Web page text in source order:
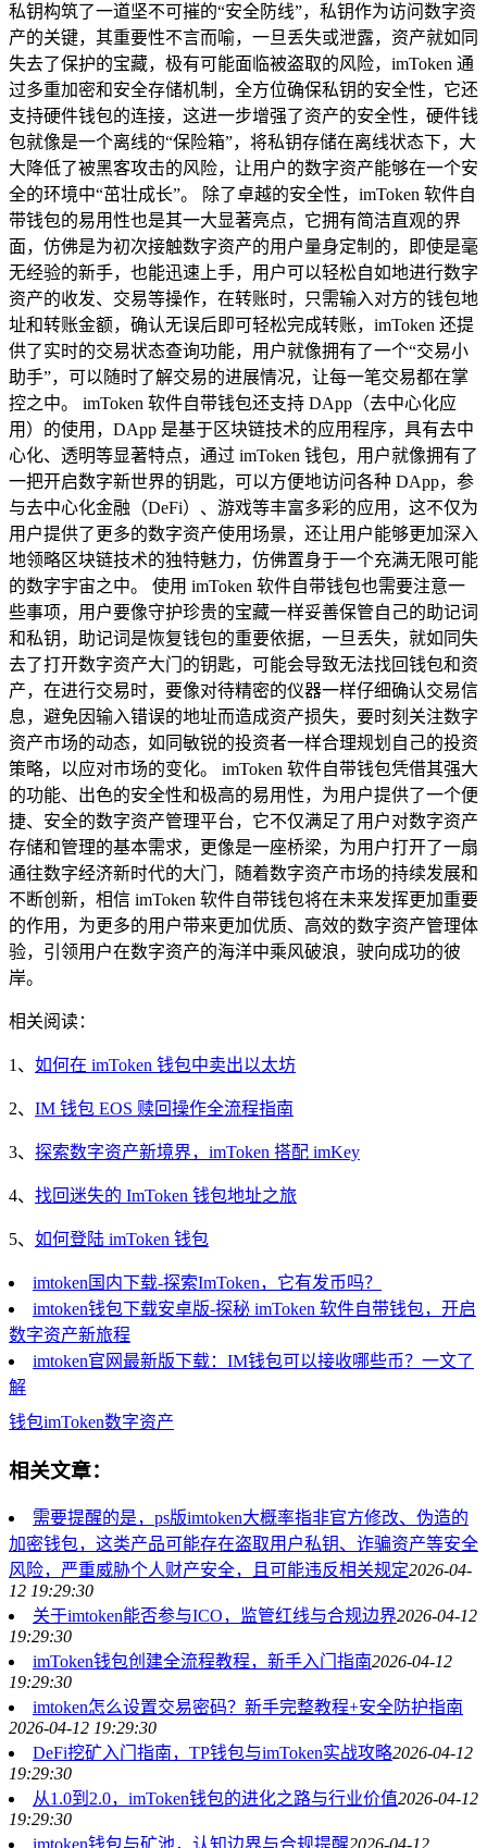
私钥构筑了一道坚不可摧的“安全防线”，私钥作为访问数字资
产的关键，其重要性不言而喻，一旦丢失或泄露，资产就如同
失去了保护的宝藏，极有可能面临被盗取的风险，imToken 通
过多重加密和安全存储机制，全方位确保私钥的安全性，它还
支持硬件钱包的连接，这进一步增强了资产的安全性，硬件钱
包就像是一个离线的“保险箱”，将私钥存储在离线状态下，大
大降低了被黑客攻击的风险，让用户的数字资产能够在一个安
全的环境中“茁壮成长”。 除了卓越的安全性，imToken 软件自
带钱包的易用性也是其一大显著亮点，它拥有简洁直观的界
面，仿佛是为初次接触数字资产的用户量身定制的，即使是毫
无经验的新手，也能迅速上手，用户可以轻松自如地进行数字
资产的收发、交易等操作，在转账时，只需输入对方的钱包地
址和转账金额，确认无误后即可轻松完成转账，imToken 还提
供了实时的交易状态查询功能，用户就像拥有了一个“交易小
助手”，可以随时了解交易的进展情况，让每一笔交易都在掌
控之中。 imToken 软件自带钱包还支持 DApp（去中心化应
用）的使用，DApp 是基于区块链技术的应用程序，具有去中
心化、透明等显著特点，通过 imToken 钱包，用户就像拥有了
一把开启数字新世界的钥匙，可以方便地访问各种 DApp，参
与去中心化金融（DeFi）、游戏等丰富多彩的应用，这不仅为
用户提供了更多的数字资产使用场景，还让用户能够更加深入
地领略区块链技术的独特魅力，仿佛置身于一个充满无限可能
的数字宇宙之中。 使用 imToken 软件自带钱包也需要注意一
些事项，用户要像守护珍贵的宝藏一样妥善保管自己的助记词
和私钥，助记词是恢复钱包的重要依据，一旦丢失，就如同失
去了打开数字资产大门的钥匙，可能会导致无法找回钱包和资
产，在进行交易时，要像对待精密的仪器一样仔细确认交易信
息，避免因输入错误的地址而造成资产损失，要时刻关注数字
资产市场的动态，如同敏锐的投资者一样合理规划自己的投资
策略，以应对市场的变化。 imToken 软件自带钱包凭借其强大
的功能、出色的安全性和极高的易用性，为用户提供了一个便
捷、安全的数字资产管理平台，它不仅满足了用户对数字资产
存储和管理的基本需求，更像是一座桥梁，为用户打开了一扇
通往数字经济新时代的大门，随着数字资产市场的持续发展和
不断创新，相信 imToken 软件自带钱包将在未来发挥更加重要
的作用，为更多的用户带来更加优质、高效的数字资产管理体
验，引领用户在数字资产的海洋中乘风破浪，驶向成功的彼
岸。
相关阅读：
1、 如何在 imToken 钱包中卖出以太坊
2、 IM 钱包 EOS 赎回操作全流程指南
3、 探索数字资产新境界，imToken 搭配 imKey
4、 找回迷失的 ImToken 钱包地址之旅
5、 如何登陆 imToken 钱包
imtoken国内下载-探索ImToken，它有发币吗？
imtoken钱包下载安卓版-探秘 imToken 软件自带钱包，开启
数字资产新旅程
imtoken官网最新版下载：IM钱包可以接收哪些币？一文了
解
钱包imToken数字资产
相关文章：
需要提醒的是，ps版imtoken大概率指非官方修改、伪造的
加密钱包，这类产品可能存在盗取用户私钥、诈骗资产等安全
风险，严重威胁个人财产安全，且可能违反相关规定2026-04-
12 19:29:30
关于imtoken能否参与ICO，监管红线与合规边界2026-04-12
19:29:30
imToken钱包创建全流程教程，新手入门指南2026-04-12
19:29:30
imtoken怎么设置交易密码？新手完整教程+安全防护指南
2026-04-12 19:29:30
DeFi挖矿入门指南，TP钱包与imToken实战攻略2026-04-12
19:29:30
从1.0到2.0，imToken钱包的进化之路与行业价值2026-04-12
19:29:30